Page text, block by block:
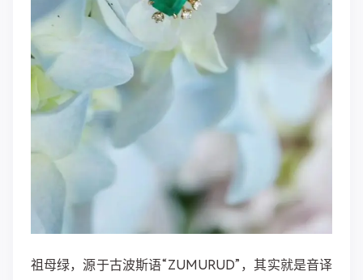
祖母绿，源于古波斯语“ZUMURUD”，其实就是音译